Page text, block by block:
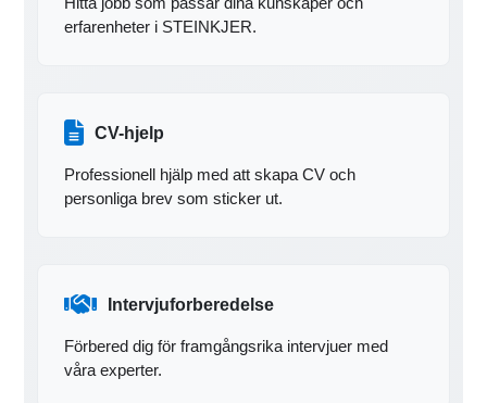
erfarenheter i STEINKJER.
CV-hjelp
Professionell hjälp med att skapa CV och
personliga brev som sticker ut.
Intervjuforberedelse
Förbered dig för framgångsrika intervjuer med
våra experter.